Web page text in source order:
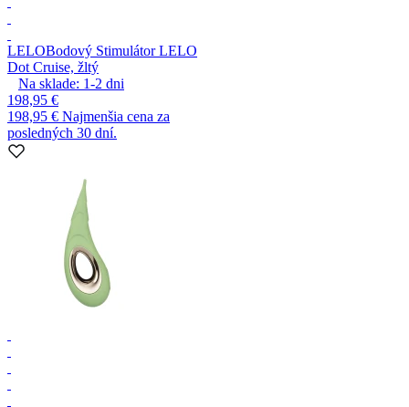
LELOBodový Stimulátor LELO
Dot Cruise, žltý
Na sklade: 1-2 dni
198,95 €
198,95 € Najmenšia cena za
posledných 30 dní.